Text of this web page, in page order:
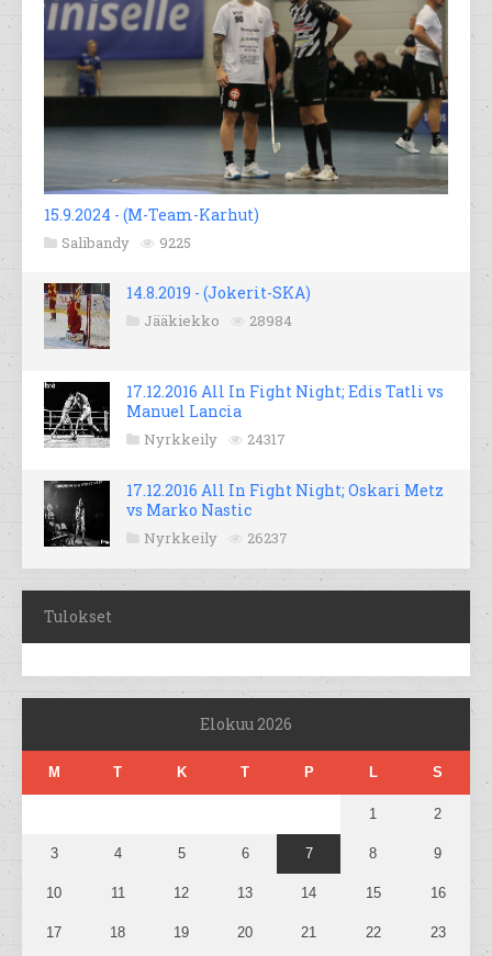
15.9.2024 - (M-Team-Karhut)
Salibandy 9225
14.8.2019 - (Jokerit-SKA)
Jääkiekko 28984
17.12.2016 All In Fight Night; Edis Tatli vs
Manuel Lancia
Nyrkkeily 24317
17.12.2016 All In Fight Night; Oskari Metz
vs Marko Nastic
Nyrkkeily 26237
Tulokset
Elokuu 2026
M T K T P L S
1 2
3 4 5 6 7 8 9
10 11 12 13 14 15 16
17 18 19 20 21 22 23